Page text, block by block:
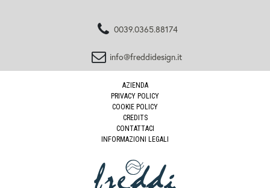
0039.0365.88174
info@freddidesign.it
AZIENDA
PRIVACY POLICY
COOKIE POLICY
CREDITS
CONTATTACI
INFORMAZIONI LEGALI